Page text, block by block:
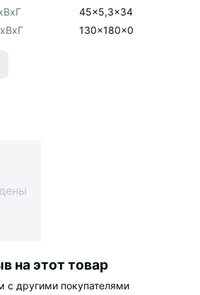
45x5,3x34
130x180x0
на этот товар
с другими покупателями